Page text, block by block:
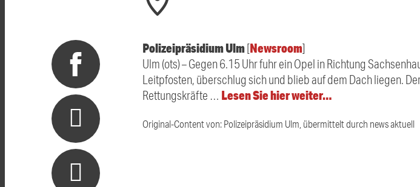
Polizeipräsidium Ulm[Newsroom]
Ulm (ots) – Gegen 6.15 Uhr fuhr ein Opel in Richtung
Leitpfosten, überschlug sich und blieb auf dem Dach liegen.
Rettungskräfte … Lesen Sie hier weiter…
Original-Content von: Polizeipräsidium Ulm, übermittelt durch news aktuell